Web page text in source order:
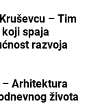
– Tim
spaja
razvoja
– Arhitektura
života